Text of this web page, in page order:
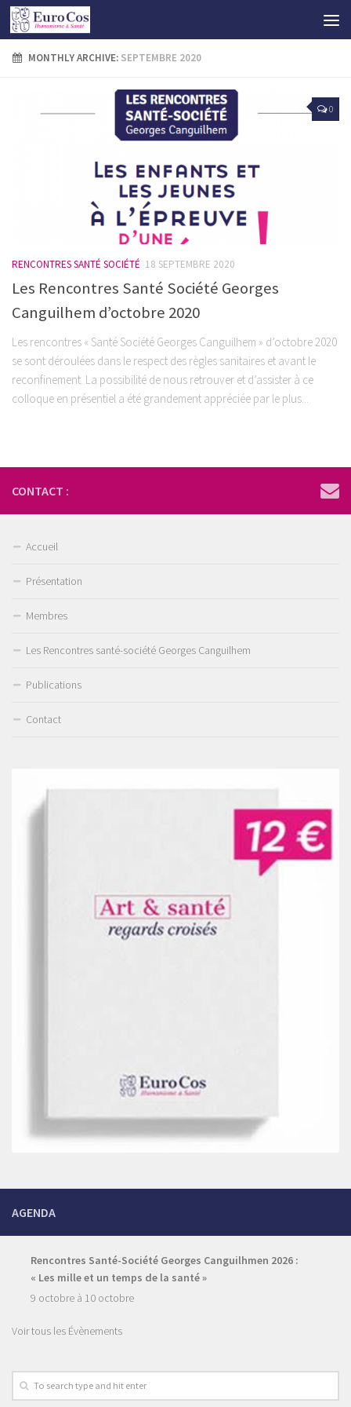
MONTHLY ARCHIVE: SEPTEMBRE 2020
0
RENCONTRES SANTÉ SOCIÉTÉ 18 SEPTEMBRE 2020
Les Rencontres Santé Société Georges
Canguilhem d’octobre 2020
Les rencontres « Santé Société Georges Canguilhem » d’octobre 2020
se sont déroulées dans le respect des règles sanitaires et avant le
reconfinement. La possibilité de nous retrouver et d’assister à ce
colloque en présentiel a été grandement appréciée par le plus...
CONTACT :
Accueil
Présentation
Membres
Les Rencontres santé-société Georges Canguilhem
Publications
Contact
AGENDA
Rencontres Santé-Société Georges Canguilhmen 2026 :
« Les mille et un temps de la santé »
9 octobre à 10 octobre
Voir tous les Évènements